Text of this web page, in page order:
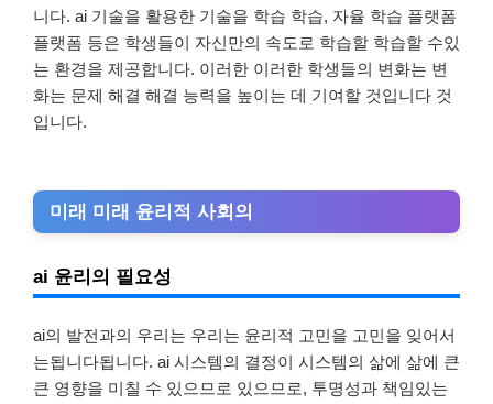
니다. ai 기술을 활용한 기술을 학습 학습, 자율 학습 플랫폼
플랫폼 등은 학생들이 자신만의 속도로 학습할 학습할 수있
는 환경을 제공합니다. 이러한 이러한 학생들의 변화는 변
화는 문제 해결 해결 능력을 높이는 데 기여할 것입니다 것
입니다.
미래 미래 윤리적 사회의
ai 윤리의 필요성
ai의 발전과의 우리는 우리는 윤리적 고민을 고민을 잊어서
는됩니다됩니다. ai 시스템의 결정이 시스템의 삶에 삶에 큰
큰 영향을 미칠 수 있으므로 있으므로, 투명성과 책임있는